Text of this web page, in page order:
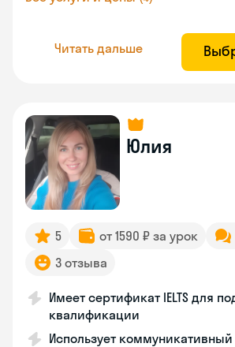
Читать дальше
Юлия
5 от 1590 ₽ за урок
3 отзыва
Имеет сертификат IELTS для
квалификации
Использует